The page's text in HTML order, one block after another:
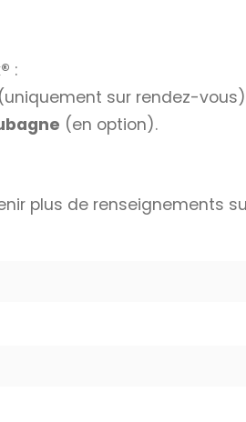
:
(uniquement sur rendez-vous)
(en option).
plus de renseignements